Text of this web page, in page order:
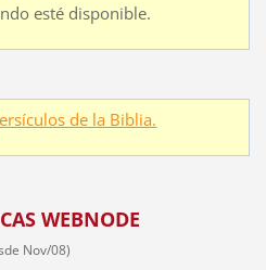
esté disponible.
de la Biblia.
WEBNODE
Nov/08)